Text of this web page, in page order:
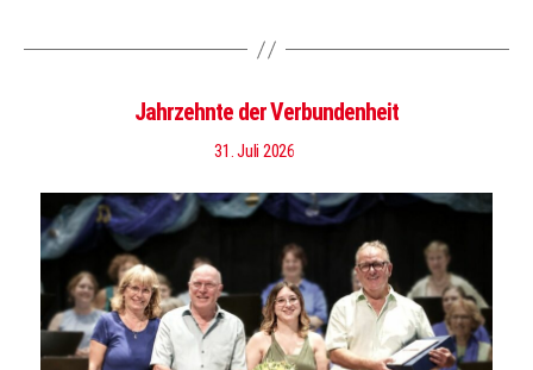
Jahrzehnte der Verbundenheit
31. Juli 2026